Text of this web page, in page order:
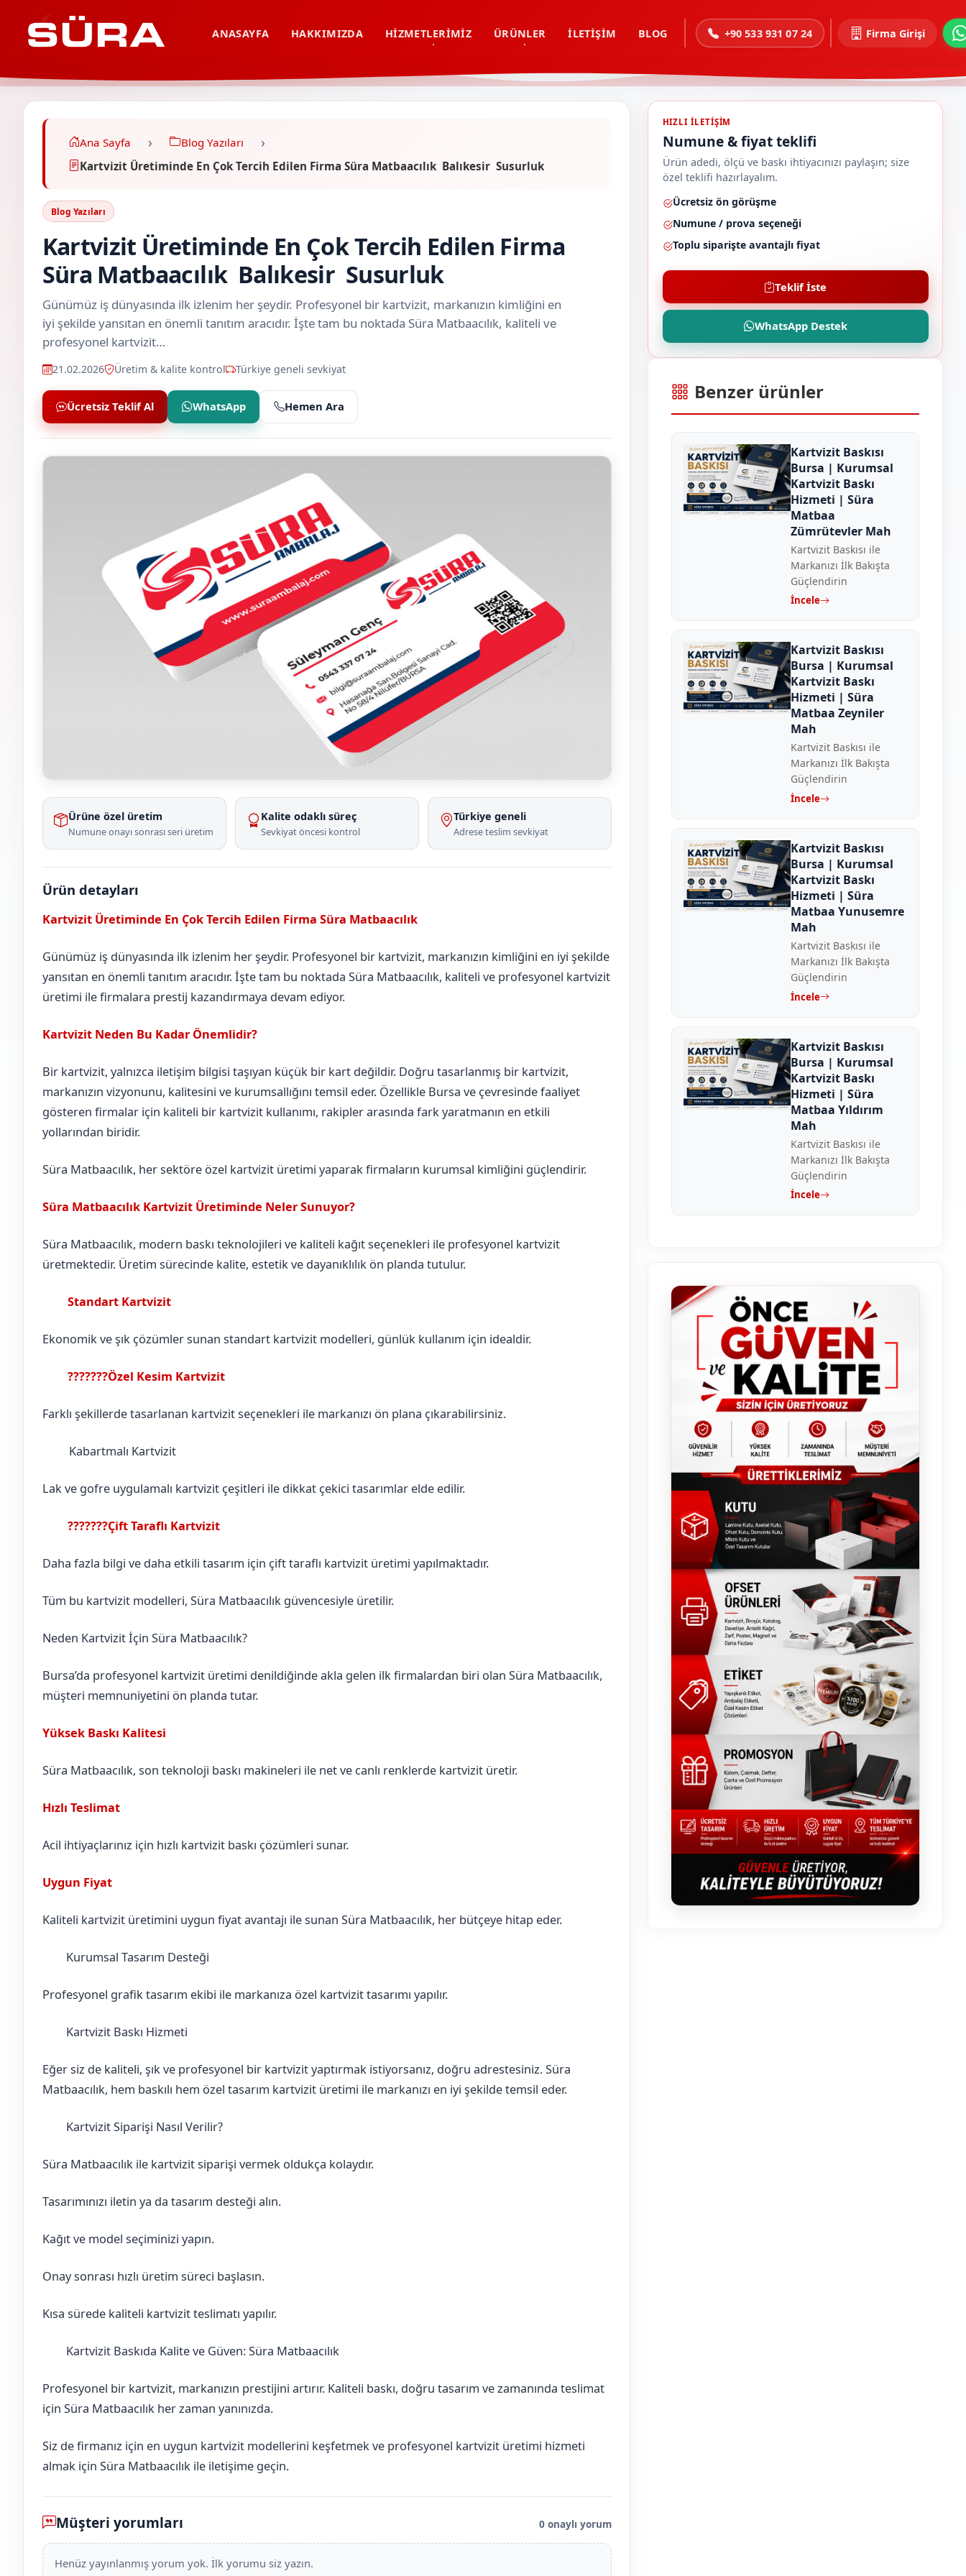
ANASAYFA HAKKIMIZDA HIZMETLERIMIZ ÜRÜNLER İLETIŞIM BLOG +90 533 931 07 24 Firma Girişi
Ana Sayfa
Blog Yazıları
Kartvizit Üretiminde En Çok Tercih Edilen Firma Süra Matbaacılık Balıkesir Susurluk
Blog Yazıları
Kartvizit Üretiminde En Çok Tercih Edilen Firma
Süra Matbaacılık Balıkesir Susurluk
Günümüz iş dünyasında ilk izlenim her şeydir. Profesyonel bir kartvizit, markanızın kimliğini en
iyi şekilde yansıtan en önemli tanıtım aracıdır. İşte tam bu noktada Süra Matbaacılık, kaliteli ve
profesyonel kartvizit…
21.02.2026 Üretim & kalite kontrol Türkiye geneli sevkiyat
Ücretsiz Teklif Al WhatsApp Hemen Ara
Ürüne özel üretim
Numune onayı sonrası seri üretim
Kalite odaklı süreç
Sevkiyat öncesi kontrol
Türkiye geneli
Adrese teslim sevkiyat
Ürün detayları
Kartvizit Üretiminde En Çok Tercih Edilen Firma Süra Matbaacılık
Günümüz iş dünyasında ilk izlenim her şeydir. Profesyonel bir kartvizit, markanızın kimliğini en iyi şekilde
yansıtan en önemli tanıtım aracıdır. İşte tam bu noktada Süra Matbaacılık, kaliteli ve profesyonel kartvizit
üretimi ile firmalara prestij kazandırmaya devam ediyor.
Kartvizit Neden Bu Kadar Önemlidir?
Bir kartvizit, yalnızca iletişim bilgisi taşıyan küçük bir kart değildir. Doğru tasarlanmış bir kartvizit,
markanızın vizyonunu, kalitesini ve kurumsallığını temsil eder. Özellikle Bursa ve çevresinde faaliyet
gösteren firmalar için kaliteli bir kartvizit kullanımı, rakipler arasında fark yaratmanın en etkili
yollarından biridir.
Süra Matbaacılık, her sektöre özel kartvizit üretimi yaparak firmaların kurumsal kimliğini güçlendirir.
Süra Matbaacılık Kartvizit Üretiminde Neler Sunuyor?
Süra Matbaacılık, modern baskı teknolojileri ve kaliteli kağıt seçenekleri ile profesyonel kartvizit
üretmektedir. Üretim sürecinde kalite, estetik ve dayanıklılık ön planda tutulur.
Standart Kartvizit
Ekonomik ve şık çözümler sunan standart kartvizit modelleri, günlük kullanım için idealdir.
???????Özel Kesim Kartvizit
Farklı şekillerde tasarlanan kartvizit seçenekleri ile markanızı ön plana çıkarabilirsiniz.
Kabartmalı Kartvizit
Lak ve gofre uygulamalı kartvizit çeşitleri ile dikkat çekici tasarımlar elde edilir.
???????Çift Taraflı Kartvizit
Daha fazla bilgi ve daha etkili tasarım için çift taraflı kartvizit üretimi yapılmaktadır.
Tüm bu kartvizit modelleri, Süra Matbaacılık güvencesiyle üretilir.
Neden Kartvizit İçin Süra Matbaacılık?
Bursa’da profesyonel kartvizit üretimi denildiğinde akla gelen ilk firmalardan biri olan Süra Matbaacılık,
müşteri memnuniyetini ön planda tutar.
Yüksek Baskı Kalitesi
Süra Matbaacılık, son teknoloji baskı makineleri ile net ve canlı renklerde kartvizit üretir.
Hızlı Teslimat
Acil ihtiyaçlarınız için hızlı kartvizit baskı çözümleri sunar.
Uygun Fiyat
Kaliteli kartvizit üretimini uygun fiyat avantajı ile sunan Süra Matbaacılık, her bütçeye hitap eder.
Kurumsal Tasarım Desteği
Profesyonel grafik tasarım ekibi ile markanıza özel kartvizit tasarımı yapılır.
Kartvizit Baskı Hizmeti
Eğer siz de kaliteli, şık ve profesyonel bir kartvizit yaptırmak istiyorsanız, doğru adrestesiniz. Süra
Matbaacılık, hem baskılı hem özel tasarım kartvizit üretimi ile markanızı en iyi şekilde temsil eder.
Kartvizit Siparişi Nasıl Verilir?
Süra Matbaacılık ile kartvizit siparişi vermek oldukça kolaydır.
Tasarımınızı iletin ya da tasarım desteği alın.
Kağıt ve model seçiminizi yapın.
Onay sonrası hızlı üretim süreci başlasın.
Kısa sürede kaliteli kartvizit teslimatı yapılır.
Kartvizit Baskıda Kalite ve Güven: Süra Matbaacılık
Profesyonel bir kartvizit, markanızın prestijini artırır. Kaliteli baskı, doğru tasarım ve zamanında teslimat
için Süra Matbaacılık her zaman yanınızda.
Siz de firmanız için en uygun kartvizit modellerini keşfetmek ve profesyonel kartvizit üretimi hizmeti
almak için Süra Matbaacılık ile iletişime geçin.
Müşteri yorumları 0 onaylı yorum
Henüz yayınlanmış yorum yok. İlk yorumu siz yazın.
HIZLI ILETIŞIM
Numune & fiyat teklifi
Ürün adedi, ölçü ve baskı ihtiyacınızı paylaşın; size
özel teklifi hazırlayalım.
Ücretsiz ön görüşme
Numune / prova seçeneği
Toplu siparişte avantajlı fiyat
Teklif İste
WhatsApp Destek
Benzer ürünler
Kartvizit Baskısı
Bursa | Kurumsal
Kartvizit Baskı
Hizmeti | Süra
Matbaa
Zümrütevler Mah
Kartvizit Baskısı ile
Markanızı İlk Bakışta
Güçlendirin
İncele
Kartvizit Baskısı
Bursa | Kurumsal
Kartvizit Baskı
Hizmeti | Süra
Matbaa Zeyniler
Mah
Kartvizit Baskısı ile
Markanızı İlk Bakışta
Güçlendirin
İncele
Kartvizit Baskısı
Bursa | Kurumsal
Kartvizit Baskı
Hizmeti | Süra
Matbaa Yunusemre
Mah
Kartvizit Baskısı ile
Markanızı İlk Bakışta
Güçlendirin
İncele
Kartvizit Baskısı
Bursa | Kurumsal
Kartvizit Baskı
Hizmeti | Süra
Matbaa Yıldırım
Mah
Kartvizit Baskısı ile
Markanızı İlk Bakışta
Güçlendirin
İncele